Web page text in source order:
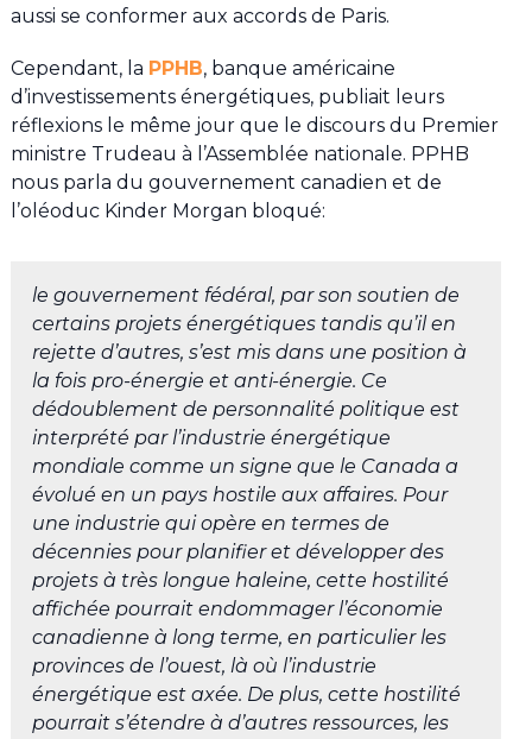
aussi se conformer aux accords de Paris.
Cependant, la PPHB, banque américaine
d’investissements énergétiques, publiait leurs
réflexions le même jour que le discours du Premier
ministre Trudeau à l’Assemblée nationale. PPHB
nous parla du gouvernement canadien et de
l’oléoduc Kinder Morgan bloqué:
le gouvernement fédéral, par son soutien de
certains projets énergétiques tandis qu’il en
rejette d’autres, s’est mis dans une position à
la fois pro-énergie et anti-énergie. Ce
dédoublement de personnalité politique est
interprété par l’industrie énergétique
mondiale comme un signe que le Canada a
évolué en un pays hostile aux affaires. Pour
une industrie qui opère en termes de
décennies pour planifier et développer des
projets à très longue haleine, cette hostilité
affichée pourrait endommager l’économie
canadienne à long terme, en particulier les
provinces de l’ouest, là où l’industrie
énergétique est axée. De plus, cette hostilité
pourrait s’étendre à d’autres ressources, les